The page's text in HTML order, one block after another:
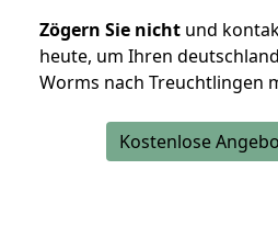
Zögern Sie nicht und
heute, um Ihren
Worms nach Treuchtlingen
Kostenlose